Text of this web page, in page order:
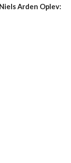
Arden Oplev: